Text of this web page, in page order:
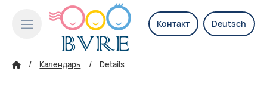
Контакт Deutsch
Календарь Details